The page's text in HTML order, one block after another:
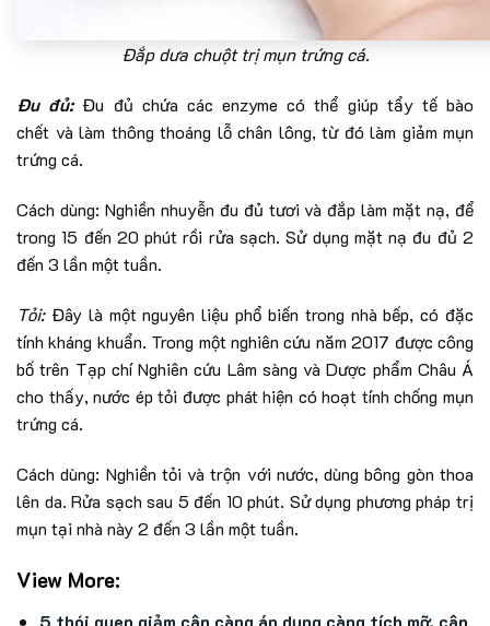
Đắp dưa chuột trị mụn trứng cá.
Đu đủ:Đu đủ chứa các enzyme có thể giúp tẩy tế bào
chết và làm thông thoáng lỗ chân lông, từ đó làm giảm mụn
trứng cá.
Cách dùng: Nghiền nhuyễn đu đủ tươi và đắp làm mặt nạ, để
trong 15 đến 20 phút rồi rửa sạch. Sử dụng mặt nạ đu đủ 2
đến 3 lần một tuần.
Tỏi: Đây là một nguyên liệu phổ biến trong nhà bếp, có đặc
tính kháng khuẩn. Trong một nghiên cứu năm 2017 được công
bố trên Tạp chí Nghiên cứu Lâm sàng và Dược phẩm Châu Á
cho thấy, nước ép tỏi được phát hiện có hoạt tính chống mụn
trứng cá.
Cách dùng: Nghiền tỏi và trộn với nước, dùng bông gòn thoa
lên da. Rửa sạch sau 5 đến 10 phút. Sử dụng phương pháp trị
mụn tại nhà này 2 đến 3 lần một tuần.
View More: